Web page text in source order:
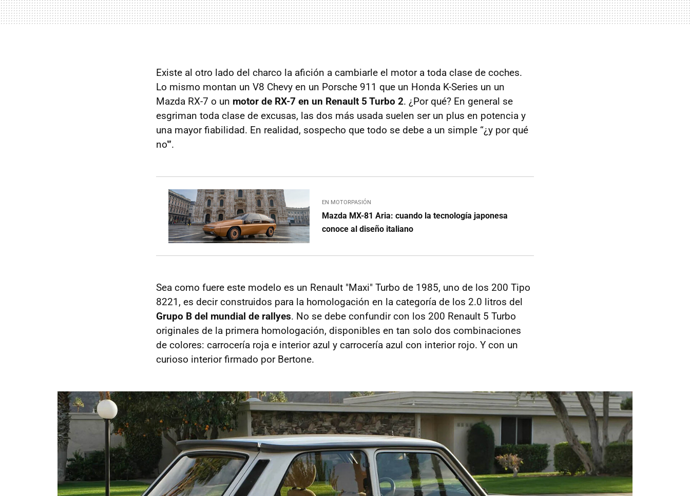
Existe al otro lado del charco la afición a cambiarle el motor a toda clase de coches.
Lo mismo montan un V8 Chevy en un Porsche 911 que un Honda K-Series un un
Mazda RX-7 o un motor de RX-7 en un Renault 5 Turbo 2. ¿Por qué? En general se
esgriman toda clase de excusas, las dos más usada suelen ser un plus en potencia y
una mayor fiabilidad. En realidad, sospecho que todo se debe a un simple “¿y por qué
no'”.
EN MOTORPASIÓN
Mazda MX-81 Aria: cuando la tecnología japonesa
conoce al diseño italiano
Sea como fuere este modelo es un Renault "Maxi" Turbo de 1985, uno de los 200 Tipo
8221, es decir construidos para la homologación en la categoría de los 2.0 litros del
Grupo B del mundial de rallyes. No se debe confundir con los 200 Renault 5 Turbo
originales de la primera homologación, disponibles en tan solo dos combinaciones
de colores: carrocería roja e interior azul y carrocería azul con interior rojo. Y con un
curioso interior firmado por Bertone.